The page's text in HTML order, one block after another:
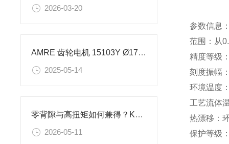
2026-03-20
AMRE 齿轮电机 15103Y Ø177 7kw的参数详情
2025-05-14
零背隙与高扭矩如何兼得？KBK Antriebstechnik 有答案
2026-05-11
参数信息
范围：从
精度等级
刻度振幅
环境温度
工艺流体
热漂移：
保护等级